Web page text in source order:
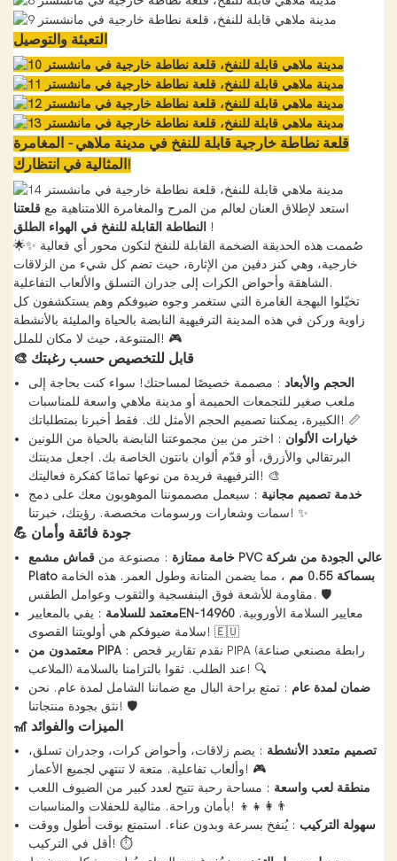
التعبئة والتوصيل
قلعة نطاطة خارجية قابلة للنفخ في مدينة ملاهي - المغامرة
المثالية في انتظارك!
استعد لإطلاق العنان لعالم من المرح والمغامرة اللامتناهية مع قلعتنا
النطاطة القابلة للنفخ في الهواء الطلق !
🌟✨ صُممت هذه الحديقة الضخمة القابلة للنفخ لتكون محور أي فعالية
خارجية، وهي كنز دفين من الإثارة، حيث تضم كل شيء من الزلاقات
الشاهقة وأحواض الكرات إلى جدران التسلق والألعاب التفاعلية.
تخيّلوا البهجة الغامرة التي ستغمر وجوه ضيوفكم وهم يستكشفون كل
زاوية وركن في هذه المدينة الترفيهية النابضة بالحياة والمليئة بالأنشطة
المتنوعة، حيث لا مكان للملل! 🎮
🎨 قابل للتخصيص حسب رغبتك
الحجم والأبعاد : مصممة خصيصًا لمساحتك! سواء كنت بحاجة إلى
ملعب صغير للتجمعات الحميمة أو مدينة ملاهي واسعة للمناسبات
الكبيرة، يمكننا تصميم الحجم الأمثل لك. فقط أخبرنا بمتطلباتك! 📏
خيارات الألوان : اختر من بين مجموعتنا النابضة بالحياة من اللونين
البرتقالي والأزرق، أو قدّم ألوان بانتون الخاصة بك. اجعل مدينتك
الترفيهية فريدة من نوعها تمامًا كفكرة فعاليتك! 🎨
خدمة تصميم مجانية : سيعمل مصمموننا الموهوبون معك على دمج
سمات وشعارات ورسومات مخصصة. رؤيتك، خبرتنا! ✨
💪 جودة فائقة وأمان
خامة ممتازة : مصنوعة منقماش مشمع PVC عالي الجودة من شركة
Plato بسماكة 0.55 مم
، مما يضمن المتانة وطول العمر. هذه الخامة
مقاومة للأشعة فوق البنفسجية والثقوب وعوامل الطقس. 🛡️
معتمد للسلامة : يفي بالمعايير EN-14960معايير السلامة الأوروبية.
سلامة ضيوفكم هي أولويتنا القصوى! 🇪🇺
معتمدون من PIPA: نقدم تقارير فحص PIPA (رابطة مصنعي صناعة
الملاعب) عند الطلب. ثقوا بالتزامنا بالسلامة! 🔍
ضمان لمدة عام : تمتع براحة البال مع ضماننا الشامل لمدة عام. نحن
نثق بجودة منتجاتنا! 🛡️
🎢 الميزات والفوائد
تصميم متعدد الأنشطة : يضم زلاقات، وأحواض كرات، وجدران تسلق،
وألعاب تفاعلية. متعة لا تنتهي لجميع الأعمار! 🎮
منطقة لعب واسعة : مساحة رحبة تتيح لعدد كبير من الضيوف اللعب
بأمان وراحة. مثالية للحفلات والمناسبات! 👨‍👩‍👧‍👦
سهولة التركيب : يُنفخ بسرعة وبدون عناء. استمتع بوقت أطول ووقت
أقل في التركيب! ⏱️